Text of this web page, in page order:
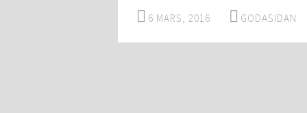
6 MARS, 2016 GODASIDAN